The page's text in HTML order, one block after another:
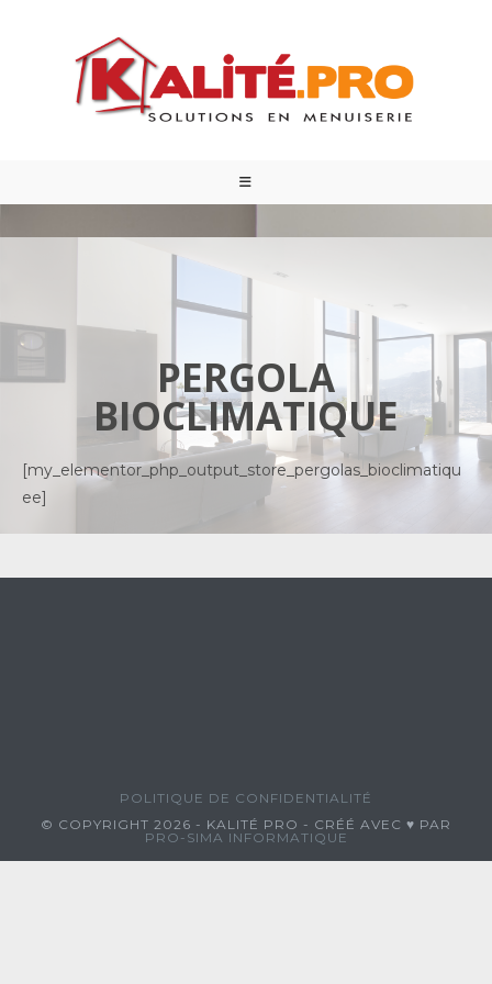
PERGOLA
BIOCLIMATIQUE
[my_elementor_php_output_store_pergolas_bioclimatiqu
ee]
POLITIQUE DE CONFIDENTIALITÉ
© COPYRIGHT 2026 - KALITÉ PRO - CRÉÉ AVEC ♥ PAR
PRO-SIMA INFORMATIQUE